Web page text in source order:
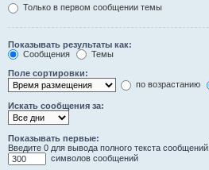
Только в первом сообщении темы
Показывать результаты как:
Сообщения
Темы
Поле сортировки:
по возрастанию
Искать сообщения за:
Показывать первые:
Введите 0 для вывода полного текста сообщений.
символов сообщений